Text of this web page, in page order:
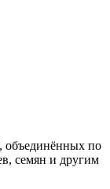
объединённых по
семян и другим